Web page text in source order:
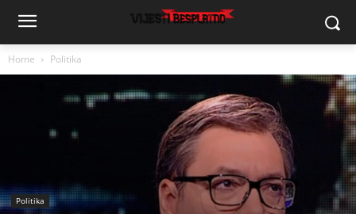
Home Politika
Politika